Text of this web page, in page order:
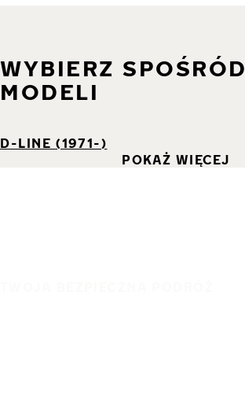
WYBIERZ SPOŚRÓD
MODELI
D-LINE (1971-)
POKAŻ WIĘCEJ